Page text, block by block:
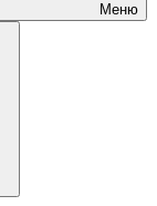
Меню